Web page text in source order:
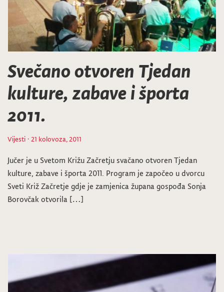
Svečano otvoren Tjedan
kulture, zabave i športa
2011.
Vijesti · 21 kolovoza, 2011
Jučer je u Svetom Križu Začretju svačano otvoren Tjedan
kulture, zabave i športa 2011. Program je započeo u dvorcu
Sveti Križ Začretje gdje je zamjenica župana gospođa Sonja
Borovčak otvorila […]